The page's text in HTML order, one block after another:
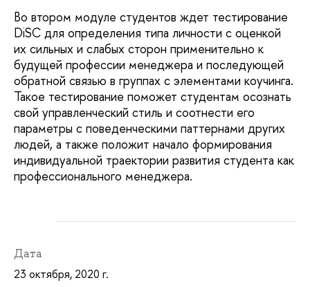
Во втором модуле студентов ждет тестирование
DiSC для определения типа личности с оценкой
их сильных и слабых сторон применительно к
будущей профессии менеджера и последующей
обратной связью в группах с элементами коучинга.
Такое тестирование поможет студентам осознать
свой управленческий стиль и соотнести его
параметры с поведенческими паттернами других
людей, а также положит начало формирования
индивидуальной траектории развития студента как
профессионального менеджера.
Дата
23 октября, 2020 г.